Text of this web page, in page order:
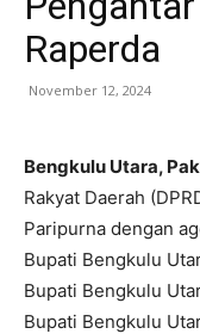
Raperda
November 12, 2024
Bengkulu Utara,
Rakyat Daerah
Paripurna dengan
Bupati Bengkulu
Bupati Bengkulu
Bupati Bengkulu